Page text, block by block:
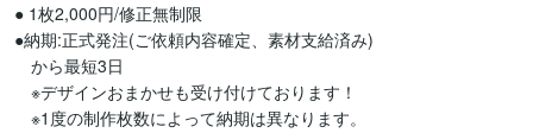
● 1枚2,000円/修正無制限
●納期:正式発注(ご依頼内容確定、素材支給済み)
から最短3日
※デザインおまかせも受け付けております！
※1度の制作枚数によって納期は異なります。